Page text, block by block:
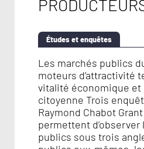
Études et enquêtes
Les marchés publics
moteurs d’attractivité
vitalité économique et
citoyenne Trois
Raymond Chabot
permettent d’observer
publics sous trois